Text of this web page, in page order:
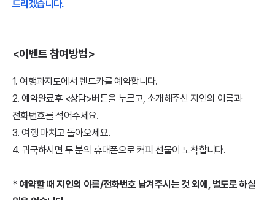
드리겠습니다.
<이벤트 참여방법>
1. 여행과지도에서 렌트카를 예약합니다.
2. 예약완료후 <상담>버튼을 누르고, 소개해주신 지인의 이름과
전화번호를 적어주세요.
3. 여행 마치고 돌아오세요.
4. 귀국하시면 두 분의 휴대폰으로 커피 선물이 도착합니다.
* 예약할 때 지인의 이름/전화번호 남겨주시는 것 외에, 별도로 하실